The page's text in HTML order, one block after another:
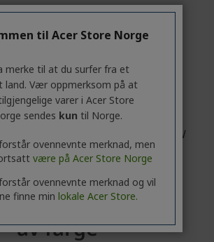
til Acer Store Norge
merke til at du surfer fra et
land. Vær oppmerksom på at
varer i Acer Store
sendes kun til Norge.
forstår ovennevnte merknad, men
være på Acer Store Norge
ovennevnte merknad og vil
finne min lokale Acer Store.